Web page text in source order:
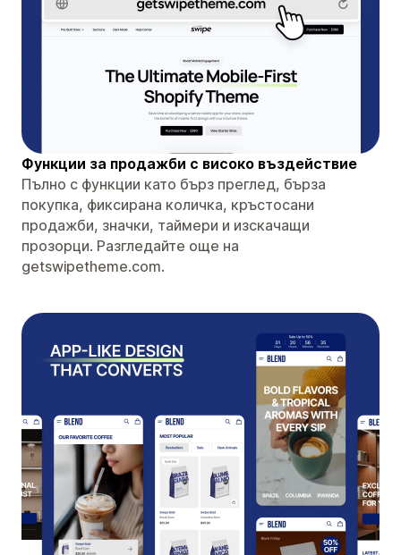
Функции за продажби с високо въздействие
Пълно с функции като бърз преглед, бърза
покупка, фиксирана количка, кръстосани
продажби, значки, таймери и изскачащи
прозорци. Разгледайте още на
getswipetheme.com.